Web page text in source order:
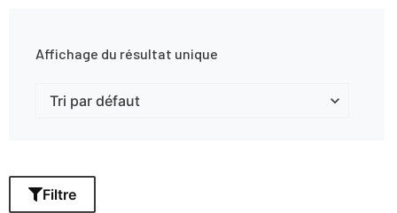
Affichage du résultat unique
Filtre